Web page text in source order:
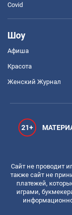
Covid
Шоу
Афиша
Красота
Женский Журнал
21+
Сайт не проводит
также сайт не
платежей,
играми,